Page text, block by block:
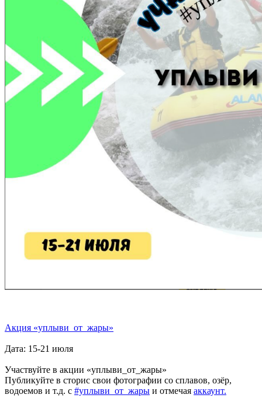
Акция «уплыви_от_жары»
Дата: 15-21 июля
Участвуйте в акции «уплыви_от_жары»
Публикуйте в сторис свои фотографии со сплавов, озёр,
водоемов и т.д. с #уплыви_от_жары и отмечая аккаунт.